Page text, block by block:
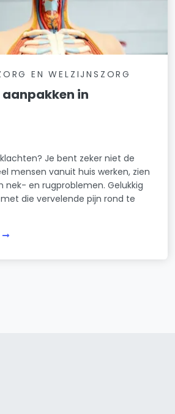
EN WELZIJNSZORG
in
Je bent zeker niet de
mensen vanuit huis werken, zien
nek- en rugproblemen. Gelukkig
die vervelende pijn rond te